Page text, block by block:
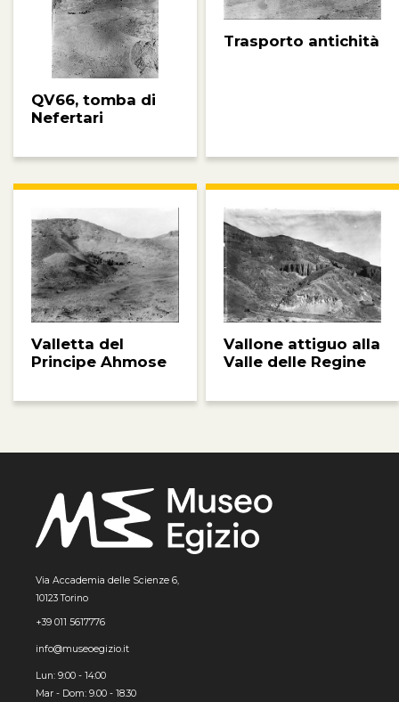
QV66, tomba di
Nefertari
Trasporto antichità
Valletta del
Principe Ahmose
Vallone attiguo alla
Valle delle Regine
Via Accademia delle Scienze 6,
10123 Torino
+39 011 5617776
info@museoegizio.it
Lun: 9:00 - 14:00
Mar - Dom: 9.00 - 18.30